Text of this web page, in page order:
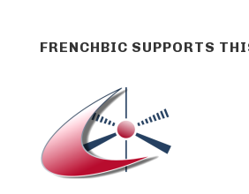
FRENCHBIC SUPPORTS